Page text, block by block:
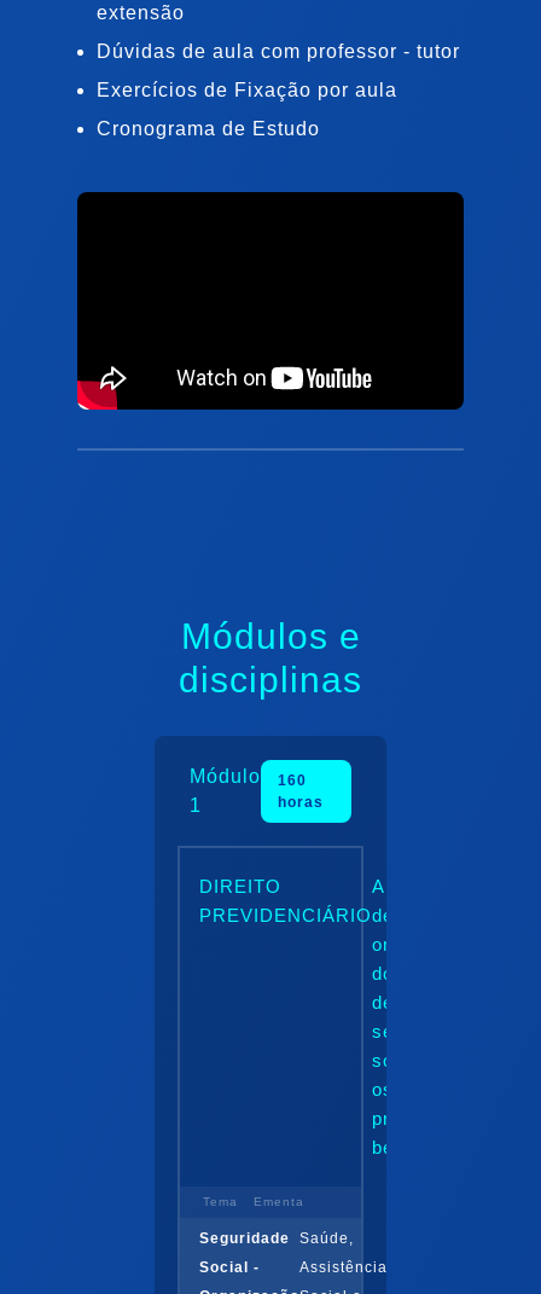
extensão
Dúvidas de aula com professor - tutor
Exercícios de Fixação por aula
Cronograma de Estudo
Módulos e
disciplinas
Módulo
1
160
horas
DIREITO
PREVIDENCIÁRIO
Abordagem
desde a
organização
do sistema
de
seguridade
social até
os
principais
benefícios.
Tema Ementa
Seguridade
Social -
Saúde,
Assistência